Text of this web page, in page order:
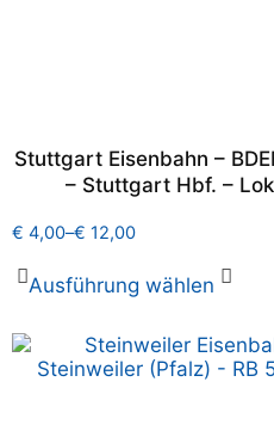
Stuttgart Eisenbahn –
– Stuttgart Hbf. –
€ 4,00–€ 12,00
Ausführung wählen